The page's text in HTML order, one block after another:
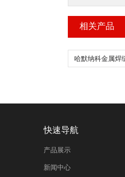
相关产品
快速导航
产品展示
新闻中心